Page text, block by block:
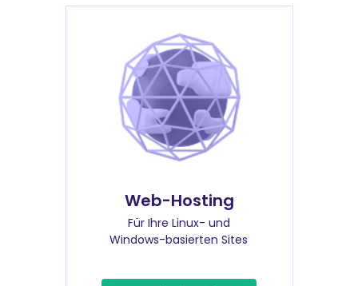
Web-Hosting
Für Ihre Linux- und
Windows-basierten Sites